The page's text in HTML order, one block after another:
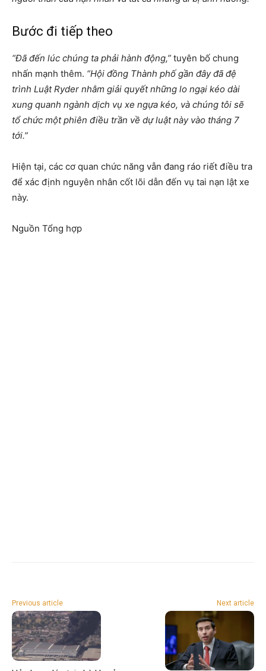
Bước đi tiếp theo
“Đã đến lúc chúng ta phải hành động,” tuyên bố chung
nhấn mạnh thêm. “Hội đồng Thành phố gần đây đã đệ
trình Luật Ryder nhằm giải quyết những lo ngại kéo dài
xung quanh ngành dịch vụ xe ngựa kéo, và chúng tôi sẽ
tổ chức một phiên điều trần về dự luật này vào tháng 7
tới.”
Hiện tại, các cơ quan chức năng vẫn đang ráo riết điều tra
để xác định nguyên nhân cốt lõi dẫn đến vụ tai nạn lật xe
này.
Nguồn Tổng hợp
Previous article Next article